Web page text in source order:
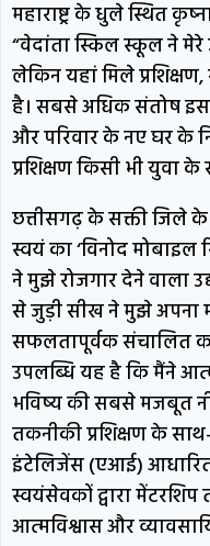
महाराष्ट्र के धुले स्थित
“वेदांता स्किल स्कूल ने
लेकिन यहां मिले
है। सबसे अधिक संतोष इस
और परिवार के नए घर के
प्रशिक्षण किसी भी युवा
छत्तीसगढ़ के सक्ती जिले के
स्वयं का ‘विनोद
ने मुझे रोजगार देने वाला
से जुड़ी सीख ने मुझे अपना
सफलतापूर्वक संचालित
उपलब्धि यह है कि मैंने
भविष्य की सबसे मजबूत
तकनीकी प्रशिक्षण के
इंटेलिजेंस (एआई) आधारित
स्वयंसेवकों द्वारा
आत्मविश्वास और